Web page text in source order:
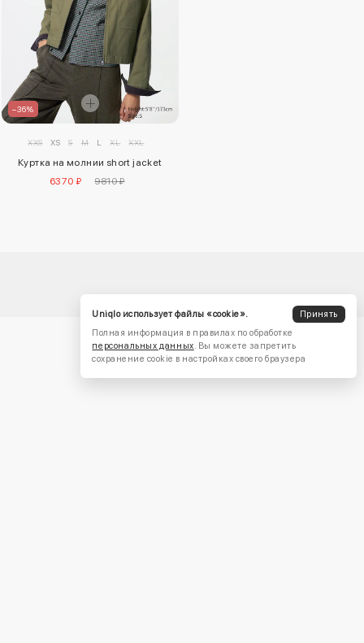
–36%
XXS XS S M L XL XXL
Куртка на молнии short jacket
6370 ₽
9810 ₽
Uniqlo использует файлы «cookie».
Принять
Полная информация в правилах по обработке
персональных данных. Вы можете запретить
сохранение cookie в настройках своего браузера